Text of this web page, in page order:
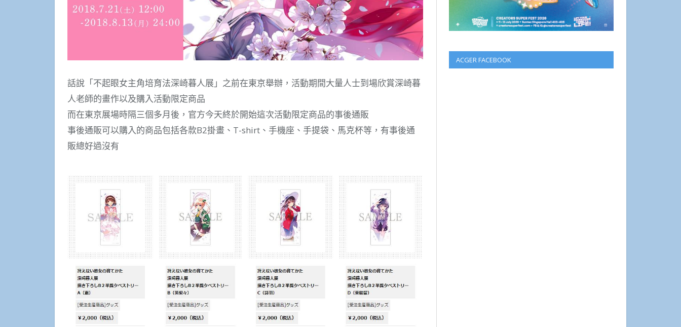
話說「不起眼女主角培育法深崎暮人展」之前在東京舉辦，活動期間大量人士到場欣賞深崎暮
人老師的畫作以及購入活動限定商品
而在東京展場時隔三個多月後，官方今天終於開始這次活動限定商品的事後通販
事後通販可以購入的商品包括各款B2掛畫、T-shirt、手機座、手提袋、馬克杯等，有事後通
販總好過沒有
ACGER FACEBOOK